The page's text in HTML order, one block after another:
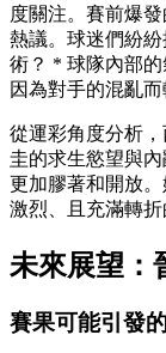
度關注。賽前爆
熱議。球迷們紛
術？ * 球隊內部
因為對手的混亂而
從運彩角度分析
圭的求生慾望與
更加膠著和開放
激烈、且充滿轉折
未來展望：
賽果可能引發